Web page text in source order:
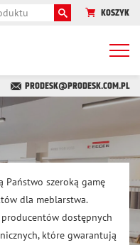
KOSZYK
PRODESK@PRODESK.COM.PL
Państwo szeroką gamę
dla meblarstwa.
producentów dostępnych
które gwarantują